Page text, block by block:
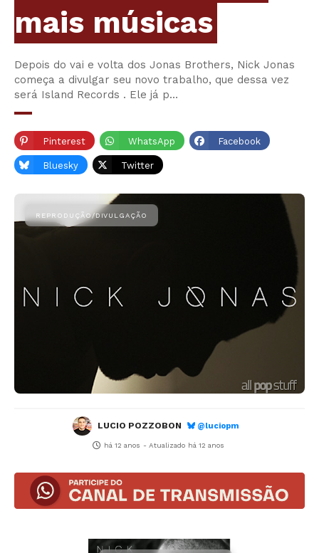
mais músicas
Depois do vai e volta dos Jonas Brothers, Nick Jonas
começa a divulgar seu novo trabalho, que dessa vez
será Island Records . Ele já p…
Pinterest WhatsApp Facebook
Bluesky Twitter
LUCIO POZZOBON @luciopm
há 12 anos - Atualizado há 12 anos